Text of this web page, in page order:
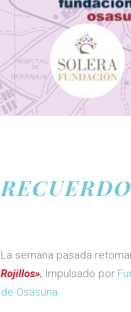
La semana pasada
Rojillos». Impulsado por
de Osasuna.